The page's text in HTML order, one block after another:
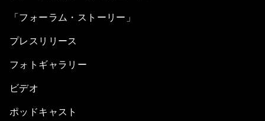
「フォーラム・ストーリー」
プレスリリース
フォトギャラリー
ビデオ
ポッドキャスト